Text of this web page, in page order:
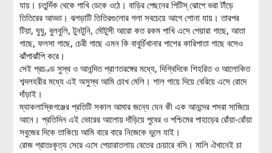
যায়। চতুর্দিক থেকে পাখি ডেকে ওঠে। বাড়ির পেছনের পিটিস্ ঝোপে ভরা টাঁড়ে
তিতিরের আড্ডা। ঝগড়াটি তিতিরগুলোর গলা সবচেয়ে আগে শোনা যায়। তারপর
টিয়া, ঘুঘু, বুলবুলি, টুনটুনি, মৌটুসী আরো কত রকম পাখি এসে পেয়ারা গাছে, আতা
গাছে, ফলসা গাছে, চেরী গাছে এমন কি বাবুর্চিখানার পাশের কারিপাতা গাছে বসেও
ঝাঁপাঝাঁপি করে।
সেই প্রচণ্ড সুস্থ ও আনন্দিত প্রাণতরঙ্গের মধ্যে, দিগ্বিদিকে শিহরিত ও আলোকিত
শব্দলহরীর মধ্যে এই অসুস্থ আমি চোখ মেলি। শাল গায়ে দিয়ে বেরিয়ে এসে রোদে
দাঁড়াই।
ম্যাকলাস্কিগঞ্জের প্রতিটি সকাল আমার জন্যে যেন কী এক আনন্দের পসরা সাজিয়ে
আনে। প্রতিদিন এই ভোরের আলোয় দাঁড়িয়ে পুবের ও পশ্চিমের পাহাড়ের রোঁয়া-রোঁয়া
সবুজের দিকে তাকিয়ে আমি বারে বারে নিজেকে ভুলে যাই।
রোজ প্রাতঃকৃত্য সেরে এসে পেয়ারাতলায় বেতের চেয়ারে বসি। মালি ঐখানেই চা